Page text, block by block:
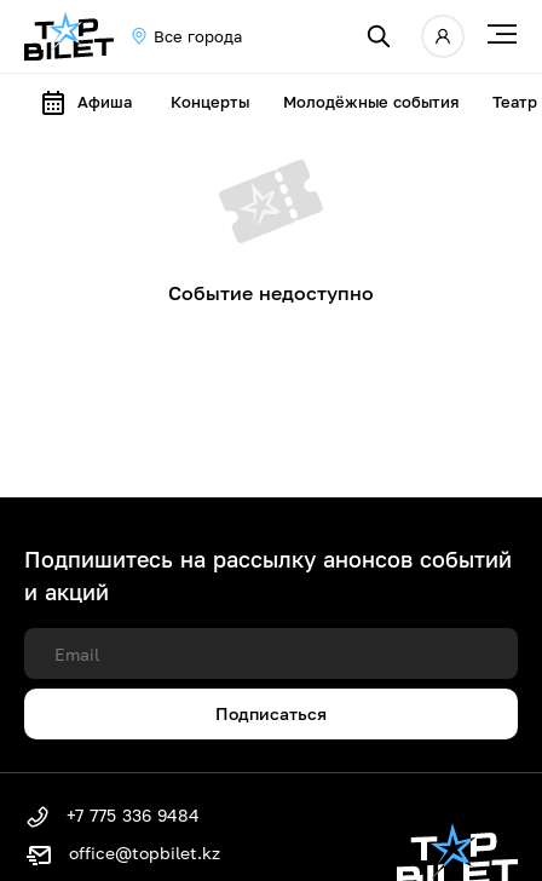
Все города
Афиша Концерты Молодёжные события Театр
Событие недоступно
Подпишитесь на рассылку анонсов событий
и акций
Подписаться
+7 775 336 9484
office@topbilet.kz